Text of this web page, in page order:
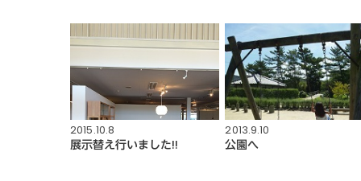
2015.10.8
展示替え行いました!!
2013.9.10
公園へ